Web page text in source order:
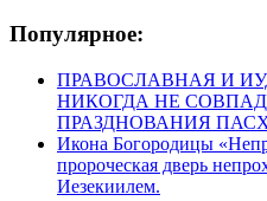
Популярное:
ПРАВОСЛАВНАЯ И
НИКОГДА НЕ
ПРАЗДНОВАНИЯ
Икона Богородицы
пророческая дверь
Иезекиилем.